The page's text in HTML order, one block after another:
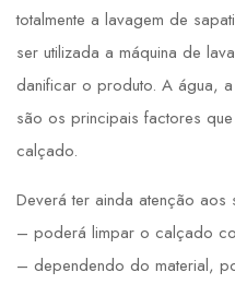
totalmente a lavagem de
ser utilizada a máquina de
danificar o produto. A água,
são os principais factores
calçado.
Deverá ter ainda atenção aos
– poderá limpar o calçado
– dependendo do material,